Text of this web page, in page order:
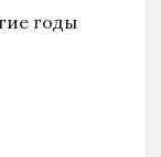
годы